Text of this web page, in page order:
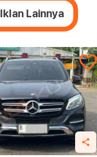
Iklan Lainnya